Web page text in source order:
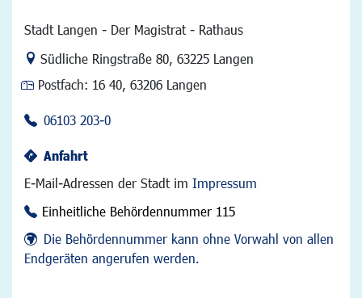
Stadt Langen - Der Magistrat - Rathaus
Link zur Google-Maps Navigation
Südliche Ringstraße 80, 63225 Langen
Postfach: 16 40, 63206 Langen
06103 203-0
Anfahrt
E-Mail-Adressen der Stadt im Impressum
Einheitliche Behördennummer 115
Die Behördennummer kann ohne Vorwahl von allen
Endgeräten angerufen werden.